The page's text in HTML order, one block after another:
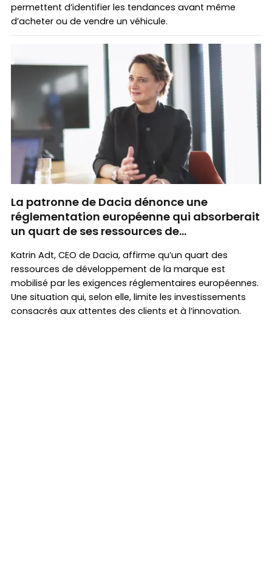
permettent d’identifier les tendances avant même
d’acheter ou de vendre un véhicule.
La patronne de Dacia dénonce une
réglementation européenne qui absorberait
un quart de ses ressources de
Katrin Adt, CEO de Dacia, affirme qu’un quart des
ressources de développement de la marque est
mobilisé par les exigences réglementaires européennes.
Une situation qui, selon elle, limite les investissements
consacrés aux attentes des clients et à l’innovation.